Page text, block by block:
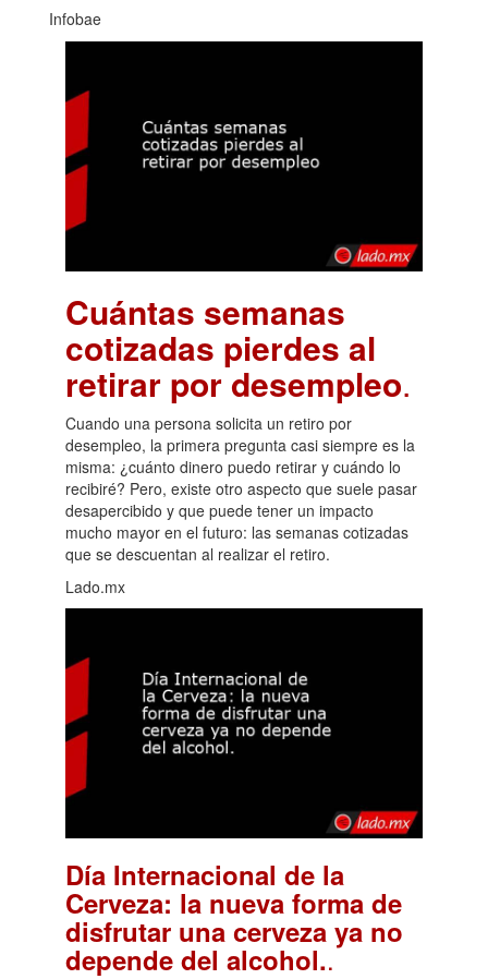
Infobae
Cuántas semanas
cotizadas pierdes al
retirar por desempleo.
Cuando una persona solicita un retiro por
desempleo, la primera pregunta casi siempre es la
misma: ¿cuánto dinero puedo retirar y cuándo lo
recibiré? Pero, existe otro aspecto que suele pasar
desapercibido y que puede tener un impacto
mucho mayor en el futuro: las semanas cotizadas
que se descuentan al realizar el retiro.
Lado.mx
Día Internacional de la
Cerveza: la nueva forma de
disfrutar una cerveza ya no
depende del alcohol..